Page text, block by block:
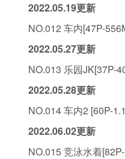
2022.05.19更新
NO.012 车内[47P-
2022.05.27更新
NO.013 乐园JK[37P-
2022.05.28更新
NO.014 车内2 [60P-
2022.06.02更新
NO.015 竞泳水着